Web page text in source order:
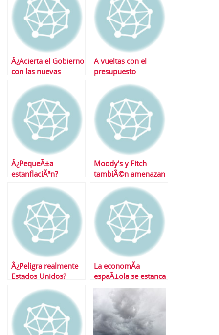
Â¿Acierta el Gobierno
con las nuevas
A vueltas con el
presupuesto
Â¿PequeÃ±a
estanflaciÃ³n?
Moody’s y Fitch
tambiÃ©n amenazan
Â¿Peligra realmente
Estados Unidos?
La economÃ­a
espaÃ±ola se estanca